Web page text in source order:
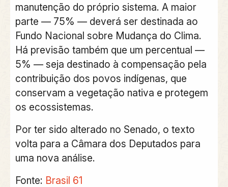
manutenção do próprio sistema. A maior
parte — 75% — deverá ser destinada ao
Fundo Nacional sobre Mudança do Clima.
Há previsão também que um percentual —
5% — seja destinado à compensação pela
contribuição dos povos indígenas, que
conservam a vegetação nativa e protegem
os ecossistemas.
Por ter sido alterado no Senado, o texto
volta para a Câmara dos Deputados para
uma nova análise.
Fonte: Brasil 61